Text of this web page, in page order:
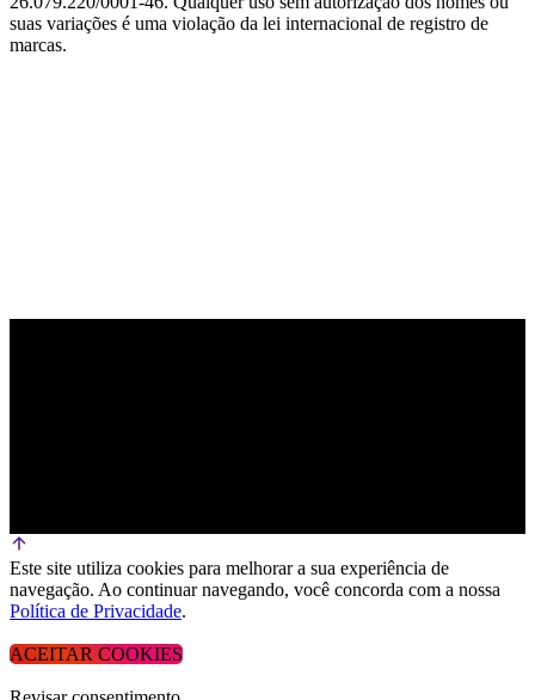
suas variações é uma violação da lei internacional de registro de
marcas.
Este site utiliza cookies para melhorar a sua experiência de
navegação. Ao continuar navegando, você concorda com a nossa
Política de Privacidade.
ACEITAR COOKIES